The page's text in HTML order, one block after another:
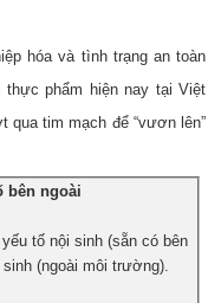
hóa và tình trạng an toàn
phẩm hiện nay tại Việt
tim mạch để “vươn lên”
bên ngoài
tố nội sinh (sẵn có bên
(ngoài môi trường).